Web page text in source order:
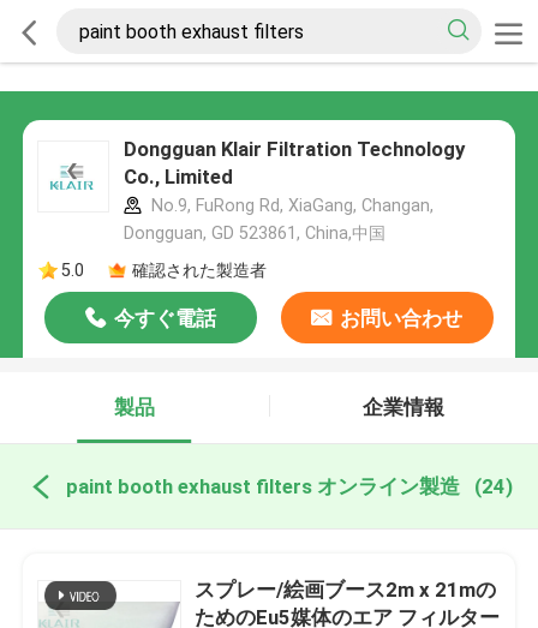
Dongguan Klair Filtration Technology
Co., Limited
No.9, FuRong Rd, XiaGang, Changan,
Dongguan, GD 523861, China,中国
5.0
確認された製造者
今すぐ電話 お問い合わせ
製品 企業情報
paint booth exhaust filters オンライン製造 (24)
スプレー/絵画ブース2m x 21mの
ためのEu5媒体のエア フィルター